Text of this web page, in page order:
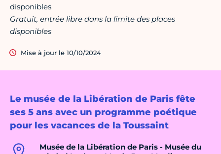
Le musée de la Libération de Paris fête
ses 5 ans avec un programme poétique
pour les vacances de la Toussaint
Musée de la Libération de Paris - Musée du
disponibles
Gratuit, entrée libre dans la limite des places
disponibles
Mise à jour le 10/10/2024